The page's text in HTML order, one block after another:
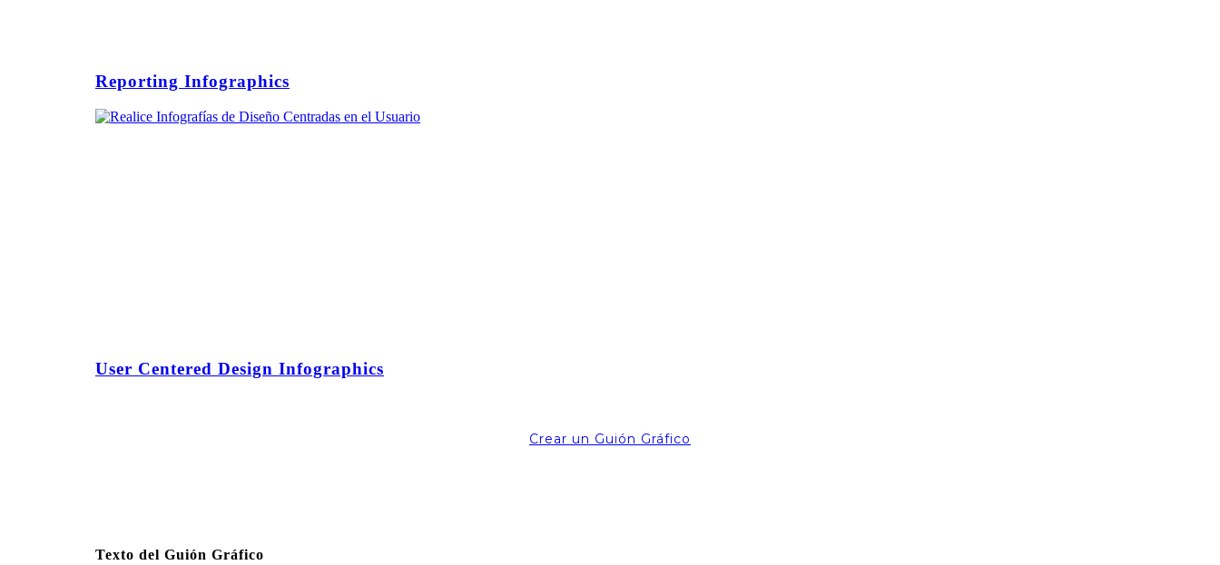
Reporting Infographics
User Centered Design Infographics
Crear un Guión Gráfico
Texto del Guión Gráfico